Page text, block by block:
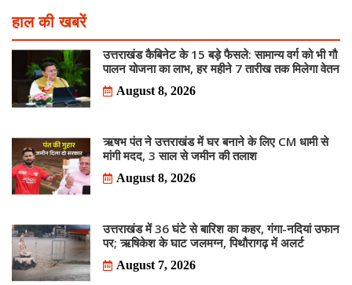
हाल की खबरें
उत्तराखंड कैबिनेट के 15 बड़े फैसले: सामान्य वर्ग को भी गौ
पालन योजना का लाभ, हर महीने 7 तारीख तक मिलेगा वेतन
August 8, 2026
ऋषभ पंत ने उत्तराखंड में घर बनाने के लिए CM धामी से
मांगी मदद, 3 साल से जमीन की तलाश
August 8, 2026
उत्तराखंड में 36 घंटे से बारिश का कहर, गंगा-नदियां उफान
पर; ऋषिकेश के घाट जलमग्न, पिथौरागढ़ में अलर्ट
August 7, 2026